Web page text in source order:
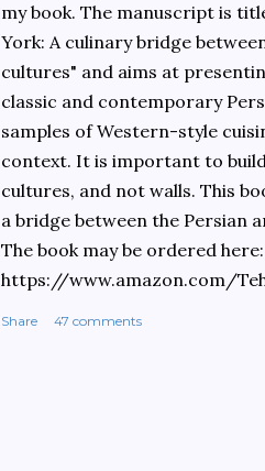
my book. The manuscript is
York: A culinary bridge
cultures" and aims at
classic and contemporary
samples of Western-style
context. It is important to
cultures, and not walls. This
a bridge between the Persian
The book may be ordered here:
https://www.amazon.com/
Share 47 comments